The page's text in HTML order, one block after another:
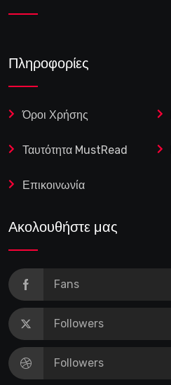
Πληροφορίες
Όροι Χρήσης
Ταυτότητα MustRead
Επικοινωνία
Ακολουθήστε μας
Fans
Followers
Followers